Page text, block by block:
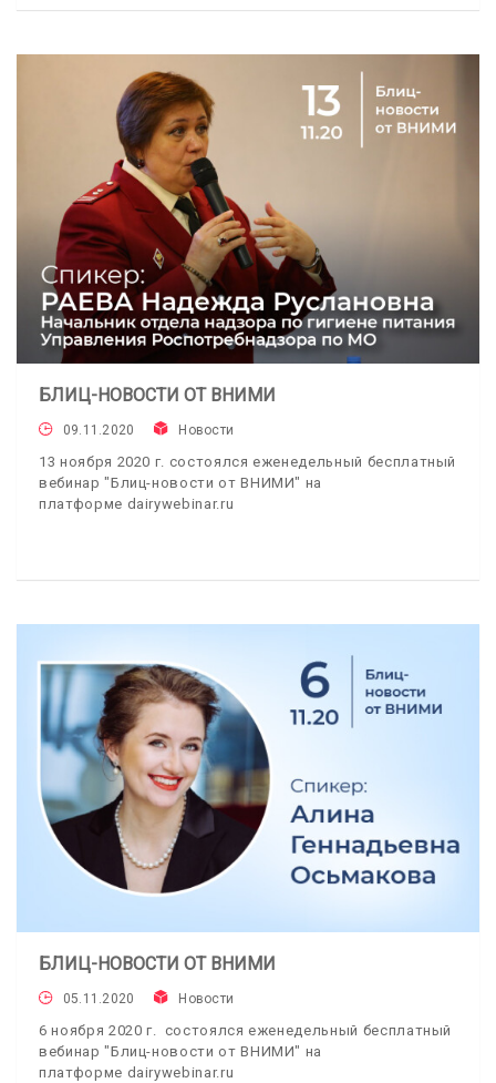
БЛИЦ-НОВОСТИ ОТ ВНИМИ
09.11.2020 Новости
13 ноября 2020 г. состоялся еженедельный бесплатный
вебинар "Блиц-новости от ВНИМИ" на
платформе dairywebinar.ru
БЛИЦ-НОВОСТИ ОТ ВНИМИ
05.11.2020 Новости
6 ноября 2020 г. состоялся еженедельный бесплатный
вебинар "Блиц-новости от ВНИМИ" на
платформе dairywebinar.ru